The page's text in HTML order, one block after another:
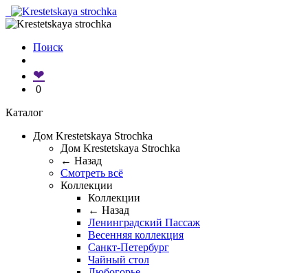
Поиск
❤
0
Каталог
Дом Krestetskaya Strochka
Дом Krestetskaya Strochka
← Назад
Смотреть всё
Коллекции
Коллекции
← Назад
Ленинградский Пассаж
Весенняя коллекция
Санкт-Петербург
Чайный стол